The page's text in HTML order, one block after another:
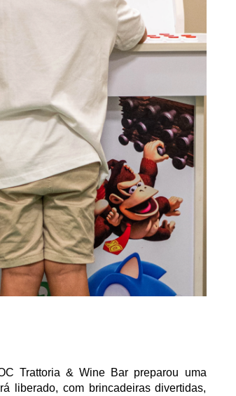
Trattoria & Wine Bar preparou uma
liberado, com brincadeiras divertidas,